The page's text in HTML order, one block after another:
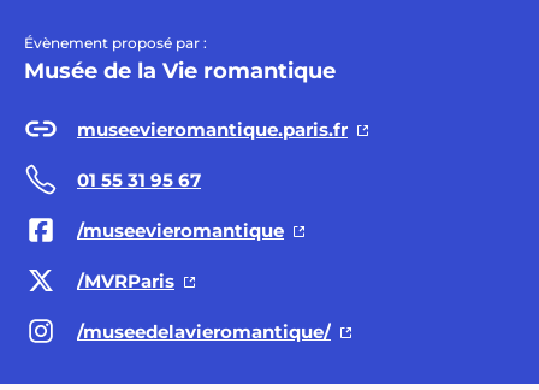
Évènement proposé par :
Musée de la Vie romantique
museevieromantique.paris.fr
01 55 31 95 67
/museevieromantique
/MVRParis
/museedelavieromantique/